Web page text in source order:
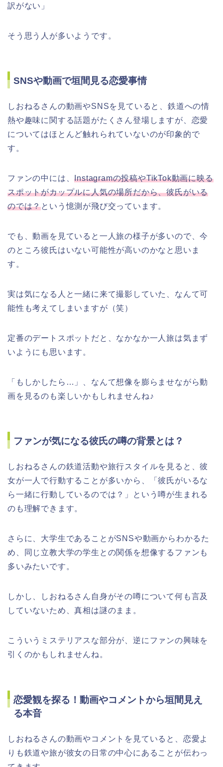
訳がない」
そう思う人が多いようです。
SNSや動画で垣間見る恋愛事情
しおねるさんの動画やSNSを見ていると、鉄道への情
熱や趣味に関する話題がたくさん登場しますが、恋愛
についてはほとんど触れられていないのが印象的で
す。
ファンの中には、Instagramの投稿やTikTok動画に映る
スポットがカップルに人気の場所だから、彼氏がいる
のでは？という憶測が飛び交っています。
でも、動画を見ていると一人旅の様子が多いので、今
のところ彼氏はいない可能性が高いのかなと思いま
す。
実は気になる人と一緒に来て撮影していた、なんて可
能性も考えてしまいますが（笑）
定番のデートスポットだと、なかなか一人旅は気まず
いようにも思います。
「もしかしたら…」、なんて想像を膨らませながら動
画を見るのも楽しいかもしれませんね♪
ファンが気になる彼氏の噂の背景とは？
しおねるさんの鉄道活動や旅行スタイルを見ると、彼
女が一人で行動することが多いから、「彼氏がいるな
ら一緒に行動しているのでは？」という噂が生まれる
のも理解できます。
さらに、大学生であることがSNSや動画からわかるた
め、同じ立教大学の学生との関係を想像するファンも
多いみたいです。
しかし、しおねるさん自身がその噂について何も言及
していないため、真相は謎のまま。
こういうミステリアスな部分が、逆にファンの興味を
引くのかもしれませんね。
恋愛観を探る！動画やコメントから垣間見え
る本音
しおねるさんの動画やコメントを見ていると、恋愛よ
りも鉄道や旅が彼女の日常の中心にあることが伝わっ